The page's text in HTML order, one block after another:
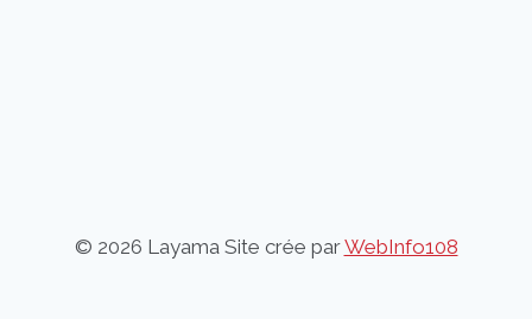
© 2026 Layama Site crée parWebInfo108